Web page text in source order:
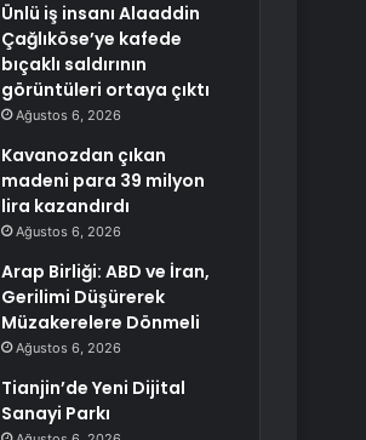
Ünlü iş insanı Alaaddin
Çağlıköse’ye kafede
bıçaklı saldırının
görüntüleri ortaya çıktı
Ağustos 6, 2026
Kavanozdan çıkan
madeni para 39 milyon
lira kazandırdı
Ağustos 6, 2026
Arap Birliği: ABD ve İran,
Gerilimi Düşürerek
Müzakerelere Dönmeli
Ağustos 6, 2026
Tianjin’de Yeni Dijital
Sanayi Parkı